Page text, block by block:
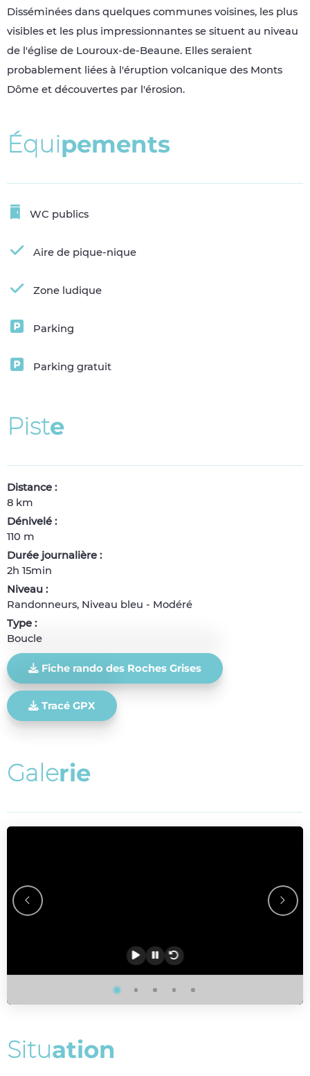
Disséminées dans quelques communes voisines, les plus
visibles et les plus impressionnantes se situent au niveau
de l'église de Louroux-de-Beaune. Elles seraient
probablement liées à l'éruption volcanique des Monts
Dôme et découvertes par l'érosion.
Équipements
WC publics
Aire de pique-nique
Zone ludique
Parking
Parking gratuit
Piste
Distance :
8 km
Dénivelé :
110 m
Durée journalière :
2h 15min
Niveau :
Randonneurs, Niveau bleu - Modéré
Type :
Boucle
Fiche rando des Roches Grises
Tracé GPX
Galerie
Situation